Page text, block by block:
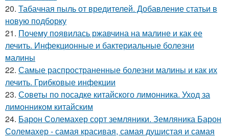
20. Табачная пыль от вредителей. Добавление статьи в
новую подборку
21. Почему появилась ржавчина на малине и как ее
лечить. Инфекционные и бактериальные болезни
малины
22. Самые распространенные болезни малины и как их
лечить. Грибковые инфекции
23. Советы по посадке китайского лимонника. Уход за
лимонником китайским
24. Барон Солемахер сорт земляники. Земляника Барон
Солемахер - самая красивая, самая душистая и самая